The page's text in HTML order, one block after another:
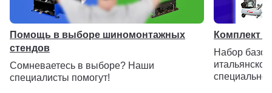
Помощь в выборе шиномонтажных
стендов
Сомневаетесь в выборе? Наши
специалисты помогут!
Комплект
Набор